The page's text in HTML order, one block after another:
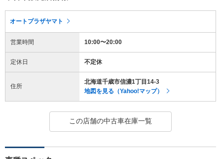
オートプラザヤマト
営業時間 10:00〜20:00
定休日 不定休
住所
北海道千歳市信濃1丁目14-3
地図を見る（Yahoo!マップ）
この店舗の中古車在庫一覧